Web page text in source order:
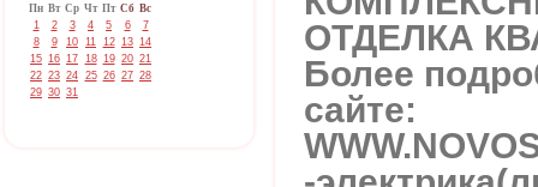
Пн Вт Ср Чт Пт Сб Вс
1
2 3 4 5 6
7
8
9 10 11 12 13 14
15 16 17 18 19 20 21
22 23 24 25 26 27 28
29 30 31
ОТДЕЛКА
Более
сайте: